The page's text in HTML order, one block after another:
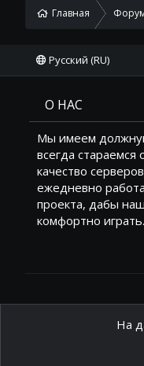
Главная
Русский (RU)
О НАС
Мы имеем
всегда стараемся
качество
ежедневно
проекта, дабы
комфортно играть.
На